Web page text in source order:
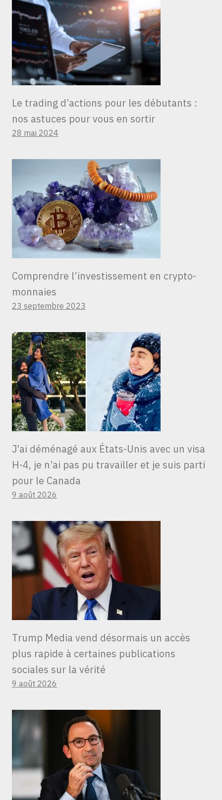
Le trading d’actions pour les débutants :
nos astuces pour vous en sortir
28 mai 2024
Comprendre l’investissement en crypto-
monnaies
23 septembre 2023
J’ai déménagé aux États-Unis avec un visa
H-4, je n’ai pas pu travailler et je suis parti
pour le Canada
9 août 2026
Trump Media vend désormais un accès
plus rapide à certaines publications
sociales sur la vérité
9 août 2026